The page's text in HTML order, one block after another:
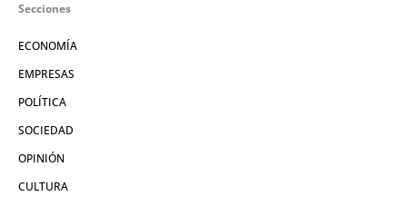
Secciones
ECONOMÍA
EMPRESAS
POLÍTICA
SOCIEDAD
OPINIÓN
CULTURA